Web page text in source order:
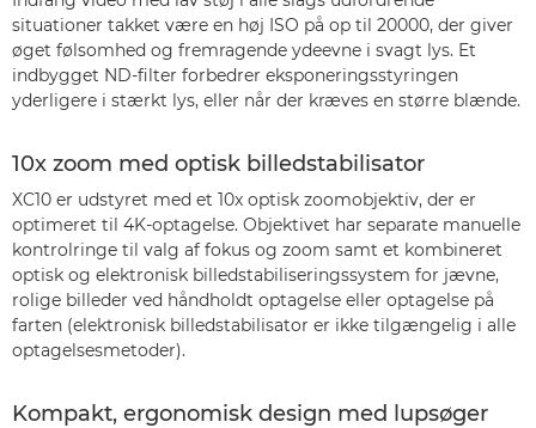
situationer takket være en høj ISO på op til 20000, der giver
øget følsomhed og fremragende ydeevne i svagt lys. Et
indbygget ND-filter forbedrer eksponeringsstyringen
yderligere i stærkt lys, eller når der kræves en større blænde.
10x zoom med optisk billedstabilisator
XC10 er udstyret med et 10x optisk zoomobjektiv, der er
optimeret til 4K-optagelse. Objektivet har separate manuelle
kontrolringe til valg af fokus og zoom samt et kombineret
optisk og elektronisk billedstabiliseringssystem for jævne,
rolige billeder ved håndholdt optagelse eller optagelse på
farten (elektronisk billedstabilisator er ikke tilgængelig i alle
optagelsesmetoder).
Kompakt, ergonomisk design med lupsøger